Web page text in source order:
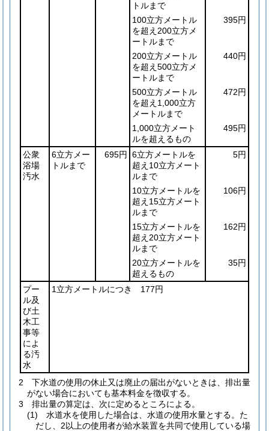
トルまで
100立方メートル
を超え200立方メ
ートルまで
395円
200立方メートル
を超え500立方メ
ートルまで
440円
500立方メートル
を超え1,000立方
メートルまで
472円
1,000立方メート
ルを超えるもの
495円
公衆
浴場
汚水
6立方メー
トルまで
695円
6立方メートルを
超え10立方メート
ルまで
5円
10立方メートルを
超え15立方メート
ルまで
106円
15立方メートルを
超え20立方メート
ルまで
162円
20立方メートルを
超えるもの
35円
プー
ル及
び土
木工
事等
によ
る汚
水
1立方メートルにつき 177円
2
下水道の使用の休止又は廃止の届出がないときは、排出量
がない場合においても基本料金を徴収する。
3
排出量の算定は、次に定めるところによる。
(1)
水道水を使用した場合は、水道の使用水量とする。 た
だし、2以上の使用者が給水装置を共同で使用している場